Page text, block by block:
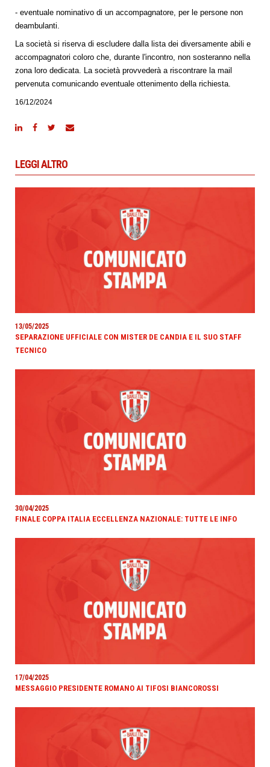
- eventuale nominativo di un accompagnatore, per le persone non
deambulanti.
La società si riserva di escludere dalla lista dei diversamente abili e
accompagnatori coloro che, durante l'incontro, non sosteranno nella
zona loro dedicata. La società provvederà a riscontrare la mail
pervenuta comunicando eventuale ottenimento della richiesta.
16/12/2024
LEGGI ALTRO
13/05/2025
SEPARAZIONE UFFICIALE CON MISTER DE CANDIA E IL SUO STAFF
TECNICO
30/04/2025
FINALE COPPA ITALIA ECCELLENZA NAZIONALE: TUTTE LE INFO
17/04/2025
MESSAGGIO PRESIDENTE ROMANO AI TIFOSI BIANCOROSSI